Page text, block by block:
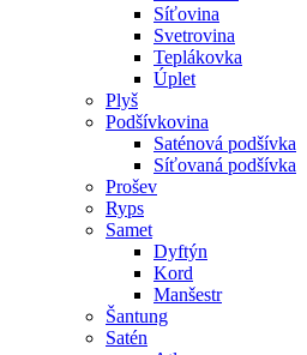
Síťovina
Svetrovina
Teplákovka
Úplet
Plyš
Podšívkovina
Saténová podšívka
Síťovaná podšívka
Prošev
Ryps
Samet
Dyftýn
Kord
Manšestr
Šantung
Satén